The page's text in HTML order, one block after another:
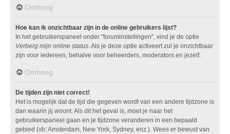
Omhoog
Hoe kan ik onzichtbaar zijn in de online gebruikers lijst?
In het gebruikerspaneel onder "foruminstellingen", vind je de optie
Verberg mijn online status. Als je deze optie activeert zul je onzichtbaar
zijn voor iedereen, behalve voor beheerders, moderators en jezelf.
Omhoog
De tijden zijn niet correct!
Het is mogelijk dat de tijd die gegeven wordt van een andere tijdzone is
dan waarin jij woont. Als dit het geval is, moet je naar het
gebruikerspaneel gaan en je tijdzone veranderen in een bepaald
gebied (vb: Amsterdam, New York, Sydney, enz.). Wees er bewust van